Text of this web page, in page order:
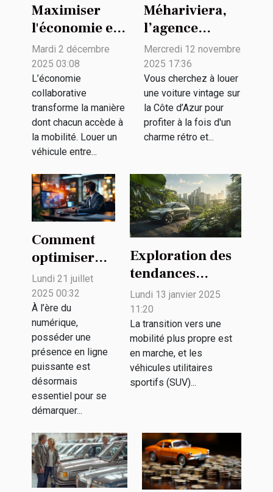
Maximiser
l'économie en
louant des
véhicules
entre
particuliers
Mardi 2 décembre
2025 03:08
L’économie
collaborative
transforme la manière
dont chacun accède à
la mobilité. Louer un
véhicule entre...
Méhariviera,
l’agence
spécialisée
dans la
location de
voitures
vintage
Mercredi 12 novembre
2025 17:36
Vous cherchez à louer
une voiture vintage sur
la Côte d’Azur pour
profiter à la fois d'un
charme rétro et...
Comment
optimiser
votre
présence en
ligne grâce à
des solutions
publicitaires
innovantes ?
Lundi 21 juillet
2025 00:32
À l’ère du
numérique,
posséder une
présence en ligne
puissante est
désormais
essentiel pour se
démarquer...
Exploration des
tendances
futures des SUV
électriques et
leur impact
environnemental
Lundi 13 janvier 2025
11:20
La transition vers une
mobilité plus propre est
en marche, et les
véhicules utilitaires
sportifs (SUV)...